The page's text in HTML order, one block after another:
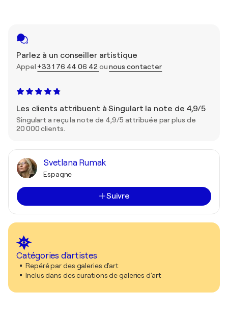
Parlez à un conseiller artistique
Appel +33 1 76 44 06 42 ounous contacter
Les clients attribuent à Singulart la note de 4,9/5
Singulart a reçu la note de 4,9/5 attribuée par plus de
20 000 clients.
Svetlana Rumak
Espagne
Suivre
Catégories d'artistes
Repéré par des galeries d'art
Inclus dans des curations de galeries d'art